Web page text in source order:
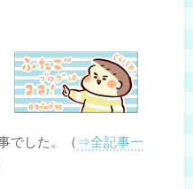
でした。（ ⇒全記事一